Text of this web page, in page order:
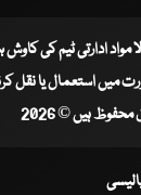
مواد ادارتی ٹیم کی
استعمال یا نقل
ہیں © 2026